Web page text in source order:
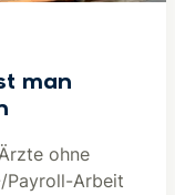
man
ohne
Payroll-Arbeit